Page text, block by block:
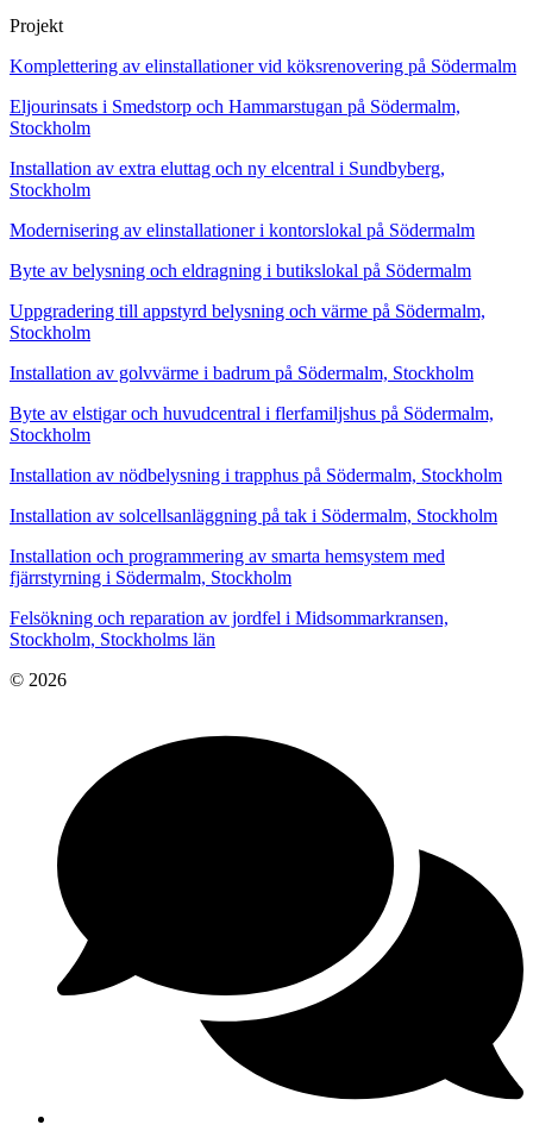
Projekt
Komplettering av elinstallationer vid köksrenovering på Södermalm
Eljourinsats i Smedstorp och Hammarstugan på Södermalm,
Stockholm
Installation av extra eluttag och ny elcentral i Sundbyberg,
Stockholm
Modernisering av elinstallationer i kontorslokal på Södermalm
Byte av belysning och eldragning i butikslokal på Södermalm
Uppgradering till appstyrd belysning och värme på Södermalm,
Stockholm
Installation av golvvärme i badrum på Södermalm, Stockholm
Byte av elstigar och huvudcentral i flerfamiljshus på Södermalm,
Stockholm
Installation av nödbelysning i trapphus på Södermalm, Stockholm
Installation av solcellsanläggning på tak i Södermalm, Stockholm
Installation och programmering av smarta hemsystem med
fjärrstyrning i Södermalm, Stockholm
Felsökning och reparation av jordfel i Midsommarkransen,
Stockholm, Stockholms län
© 2026